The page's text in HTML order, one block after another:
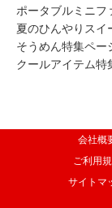
ポータブルミニフ
夏のひんやりスイ
そうめん特集ペー
クールアイテム特
会社概
ご利用
サイトマ